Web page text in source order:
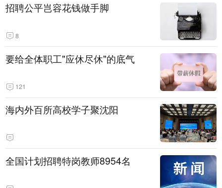
招聘公平岂容花钱做手脚
8
要给全体职工"应休尽休"的底气
121
海内外百所高校学子聚沈阳
全国计划招聘特岗教师8954名